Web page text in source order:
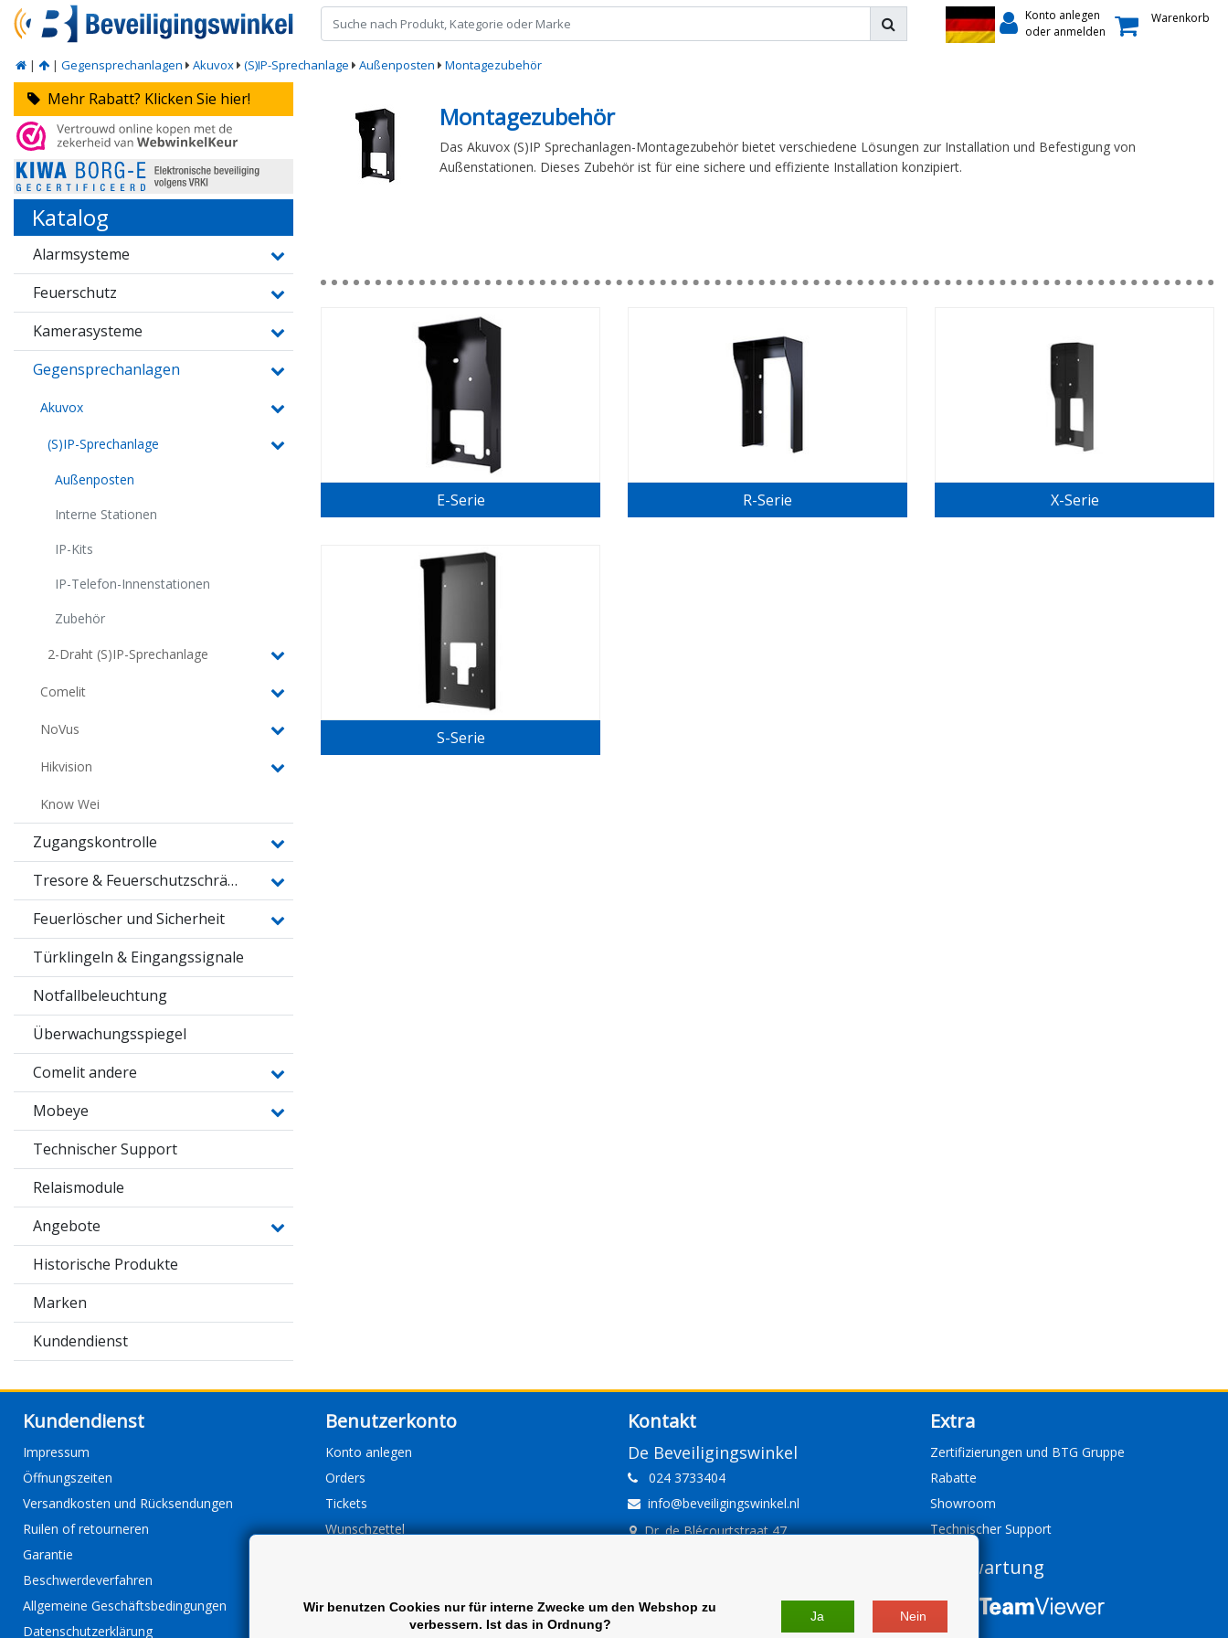
Konto anlegen
oder anmelden
Warenkorb
| | Gegensprechanlagen Akuvox (S)IP-Sprechanlage Außenposten Montagezubehör
Mehr Rabatt? Klicken Sie hier!
Katalog
Alarmsysteme
Feuerschutz
Kamerasysteme
Gegensprechanlagen
Akuvox
(S)IP-Sprechanlage
Außenposten
Interne Stationen
IP-Kits
IP-Telefon-Innenstationen
Zubehör
2-Draht (S)IP-Sprechanlage
Comelit
NoVus
Hikvision
Know Wei
Zugangskontrolle
Tresore & Feuerschutzschränke
Feuerlöscher und Sicherheit
Türklingeln & Eingangssignale
Notfallbeleuchtung
Überwachungsspiegel
Comelit andere
Mobeye
Technischer Support
Relaismodule
Angebote
Historische Produkte
Marken
Kundendienst
Montagezubehör
Das Akuvox (S)IP Sprechanlagen-Montagezubehör bietet verschiedene Lösungen zur Installation und Befestigung von
Außenstationen. Dieses Zubehör ist für eine sichere und effiziente Installation konzipiert.
E-Serie R-Serie X-Serie
S-Serie
Kundendienst
Impressum
Öffnungszeiten
Versandkosten und Rücksendungen
Ruilen of retourneren
Garantie
Beschwerdeverfahren
Allgemeine Geschäftsbedingungen
Datenschutzerklärung
Benutzerkonto
Konto anlegen
Orders
Tickets
Wunschzettel
Kontakt
De Beveiligingswinkel
024 3733404
info@beveiligingswinkel.nl
Dr. de Blécourtstraat 47
KvK: 09.16.10.01
Extra
Zertifizierungen und BTG Gruppe
Rabatte
Showroom
Technischer Support
Fernwartung
Wir benutzen Cookies nur für interne Zwecke um den Webshop zu
verbessern. Ist das in Ordnung?
Ja Nein